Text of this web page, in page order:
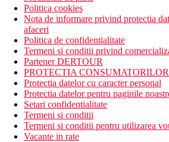
piscina pentru copii
parc acvatic cu tobogane
club pentru copii si club pentru
spalatorie (contra cost)
menaj zilnic
curatatorie chimica (contra cost)
sali de conferinta & petreceri
camera de bagaje
transfer de si/sau la aeroport
room service
serviciu de trezire
Wifi gratuit in camere si in zone
Politica cookies
Nota de informare privind protectia
afaceri
Politica de confidentialitate
Termeni si conditii privind
Partener DERTOUR
PROTECTIA CONSUMATORILOR
Protectia datelor cu caracter personal
Protectia datelor pentru paginile
Setari confidentialitate
Termeni si conditii
Termeni si conditii pentru utilizarea
Vacante in rate